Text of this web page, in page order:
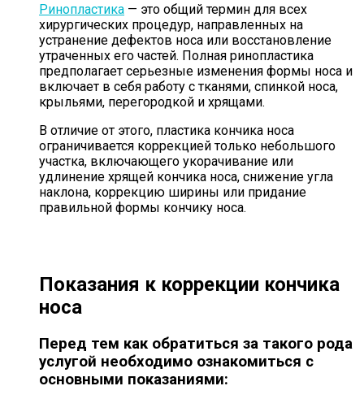
Ринопластика — это общий термин для всех
хирургических процедур, направленных на
устранение дефектов носа или восстановление
утраченных его частей. Полная ринопластика
предполагает серьезные изменения формы носа и
включает в себя работу с тканями, спинкой носа,
крыльями, перегородкой и хрящами.
В отличие от этого, пластика кончика носа
ограничивается коррекцией только небольшого
участка, включающего укорачивание или
удлинение хрящей кончика носа, снижение угла
наклона, коррекцию ширины или придание
правильной формы кончику носа.
Показания к коррекции кончика
носа
Перед тем как обратиться за такого рода
услугой необходимо ознакомиться с
основными показаниями: